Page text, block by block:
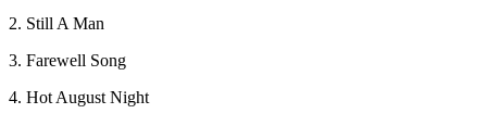
2. Still A Man
3. Farewell Song
4. Hot August Night